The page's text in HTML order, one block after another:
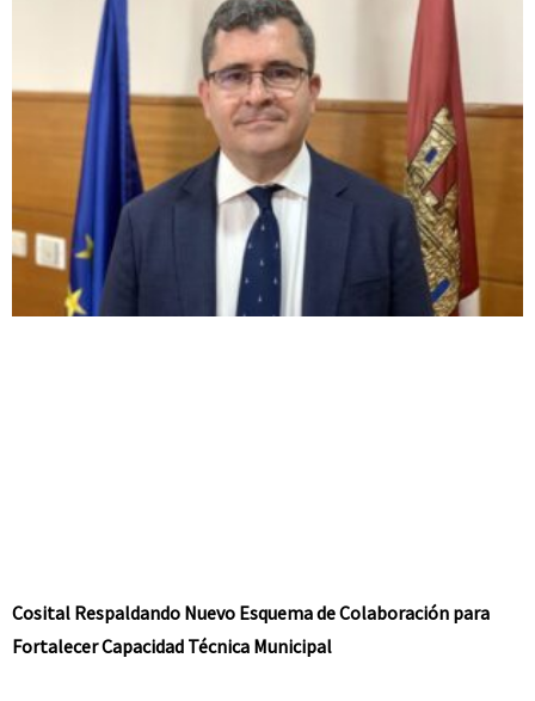
Cosital Respaldando Nuevo Esquema de Colaboración para
Fortalecer Capacidad Técnica Municipal